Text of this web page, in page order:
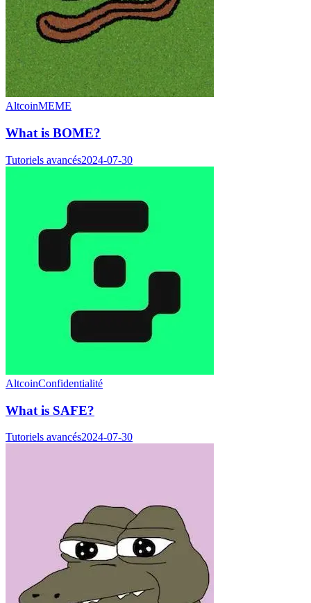
AltcoinMEME
What is BOME?
Tutoriels avancés2024-07-30
AltcoinConfidentialité
What is SAFE?
Tutoriels avancés2024-07-30